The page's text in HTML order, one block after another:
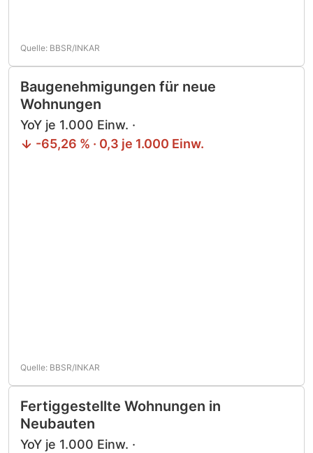
Quelle: BBSR/INKAR
Baugenehmigungen für neue
Wohnungen
YoY je 1.000 Einw. ·
-65,26 % · 0,3 je 1.000 Einw.
Quelle: BBSR/INKAR
Fertiggestellte Wohnungen in
Neubauten
YoY je 1.000 Einw. ·